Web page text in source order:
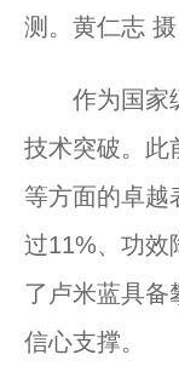
测。黄仁志 摄
作为国家级
技术突破。此
等方面的卓越
过11%、功效
了卢米蓝具备
信心支撑。